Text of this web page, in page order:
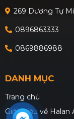
269 Dương Tự
0896863333
0869886988
DANH MỤC
Trang chủ
Giới thiệu về Halan